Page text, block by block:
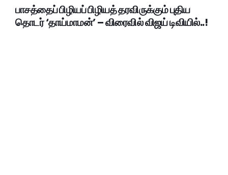
பாசத்தைப் பிழியப் பிழியத் தரவிருக்கும் புதிய
தொடர் ‘தாய்மாமன்’ – விரைவில் விஜய் டிவியில்..!